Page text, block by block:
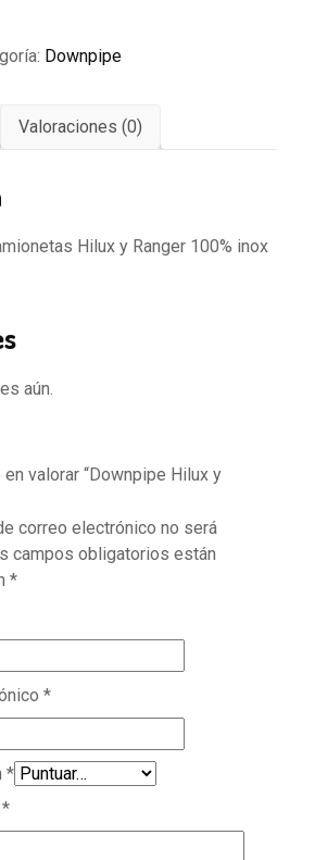
Downpipe
Valoraciones (0)
Hilux y Ranger 100% inox
aún.
valorar “Downpipe Hilux y
correo electrónico no será
campos obligatorios están
*
*
*
*